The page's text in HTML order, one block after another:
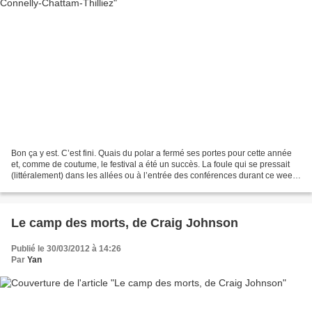
Bon ça y est. C’est fini. Quais du polar a fermé ses portes pour cette année
et, comme de coutume, le festival a été un succès. La foule qui se pressait
(littéralement) dans les allées ou à l’entrée des conférences durant ce week-
Le camp des morts, de Craig Johnson
Publié le 30/03/2012 à 14:26
Par Yan